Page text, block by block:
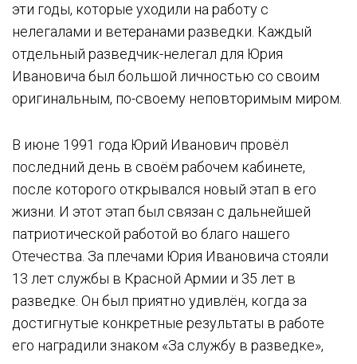
эти годы, которые уходили на работу с
нелегалами и ветеранами разведки. Каждый
отдельный разведчик-нелегал для Юрия
Ивановича был большой личностью со своим
оригинальным, по-своему неповторимым миром.
В июне 1991 года Юрий Иванович провёл
последний день в своём рабочем кабинете,
после которого открывался новый этап в его
жизни. И этот этап был связан с дальнейшей
патриотической работой во благо нашего
Отечества. За плечами Юрия Ивановича стояли
13 лет службы в Красной Армии и 35 лет в
разведке. Он был приятно удивлён, когда за
достигнутые конкретные результаты в работе
его наградили знаком «За службу в разведке»,